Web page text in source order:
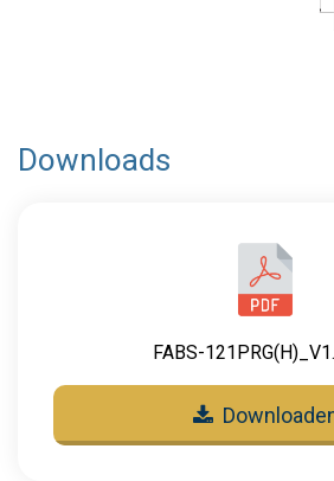
Downloads
FABS-